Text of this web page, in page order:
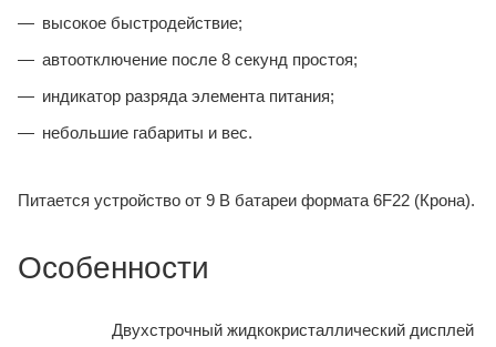
высокое быстродействие;
автоотключение после 8 секунд простоя;
индикатор разряда элемента питания;
небольшие габариты и вес.
Питается устройство от 9 В батареи формата 6F22 (Крона).
Особенности
Двухстрочный жидкокристаллический дисплей